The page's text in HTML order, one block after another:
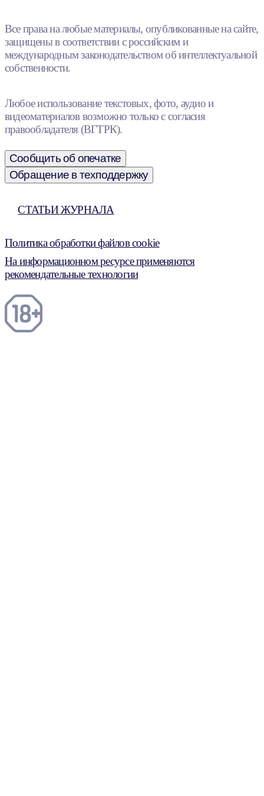
Все права на любые материалы, опубликованные на сайте,
защищены в соответствии с российским и
международным законодательством об интеллектуальной
собственности.
Любое использование текстовых, фото, аудио и
видеоматериалов возможно только с согласия
правообладателя (ВГТРК).
Сообщить об опечатке
Обращение в техподдержку
СТАТЬИ ЖУРНАЛА
Политика обработки файлов cookie
На информационном ресурсе применяются
рекомендательные технологии